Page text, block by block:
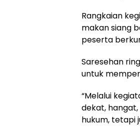
Rangkaian
makan siang
peserta
Saresehan
untuk
“Melalui
dekat,
hukum, tetapi